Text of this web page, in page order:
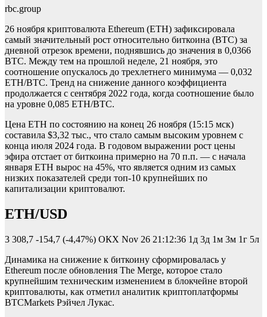
rbc.group
26 ноября криптовалюта Ethereum (ETH) зафиксировала
самый значительный рост относительно биткоина (BTC) за
дневной отрезок времени, поднявшись до значения в 0,0366
BTC. Между тем на прошлой неделе, 21 ноября, это
соотношение опускалось до трехлетнего минимума — 0,032
ETH/BTC. Тренд на снижение данного коэффициента
продолжается с сентября 2022 года, когда соотношение было
на уровне 0,085 ETH/BTC.
Цена ETH по состоянию на конец 26 ноября (15:15 мск)
составила $3,32 тыс., что стало самым высоким уровнем с
конца июля 2024 года. В годовом выражении рост цены
эфира отстает от биткоина примерно на 70 п.п. — с начала
января ETH вырос на 45%, что является одним из самых
низких показателей среди топ-10 крупнейших по
капитализации криптовалют.
ETH/USD
3 308,7 -154,7 (-4,47%) ОКХ Nov 26 21:12:36 1д 3д 1м 3м 1г 5л
Динамика на снижение к биткоину сформировалась у
Ethereum после обновления The Merge, которое стало
крупнейшим техническим изменением в блокчейне второй
криптовалюты, как отметил аналитик криптоплатформы
BTCMarkets Рэйчел Лукас.